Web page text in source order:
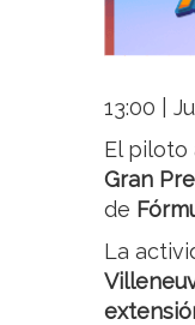
13:00 |
El piloto
Gran
de
La